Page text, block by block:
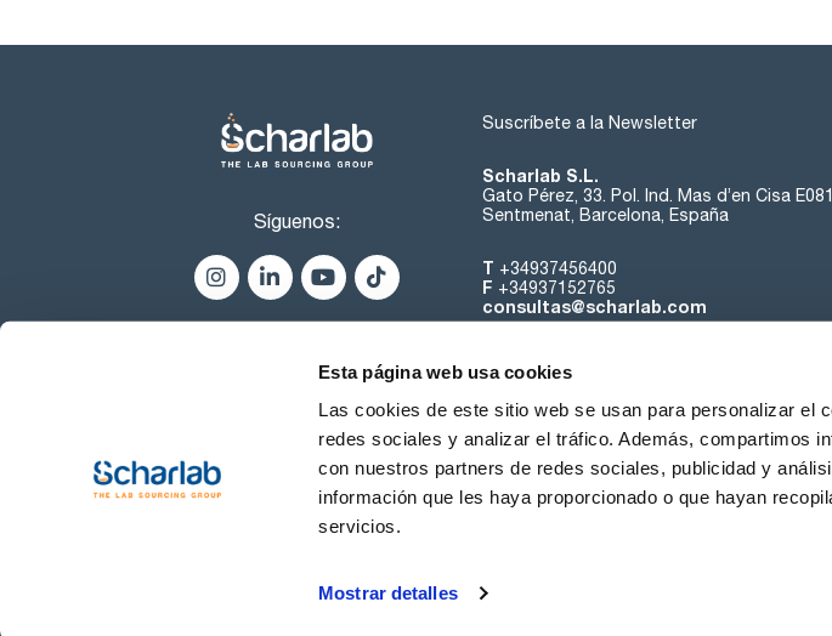
Esta página web usa cookies
Las cookies de este sitio web se usan para personalizar el
redes sociales y analizar el tráfico. Además, compartimos
con nuestros partners de redes sociales, publicidad y
información que les haya proporcionado o que hayan
servicios.
Mostrar detalles
Síguenos:
Suscríbete a la Newsletter
Scharlab S.L.
Gato Pérez, 33. Pol. Ind. Mas d’en Cisa
Sentmenat, Barcelona, España
T +34937456400
F +34937152765
consultas@scharlab.com
Sobre nosotros Contacta
Condiciones de uso